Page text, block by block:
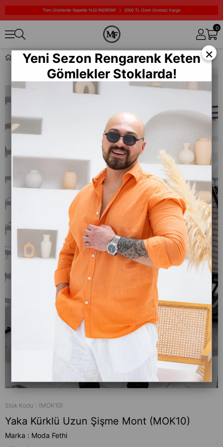
0
Yaka Kürklü Uzun Şişme Mont (MOK10)
Stok Kodu (MOK10)
Yaka Kürklü Uzun Şişme Mont (MOK10)
Marka : Moda Fethi
×
Yeni Sezon Rengarenk Keten
Gömlekler Stoklarda!